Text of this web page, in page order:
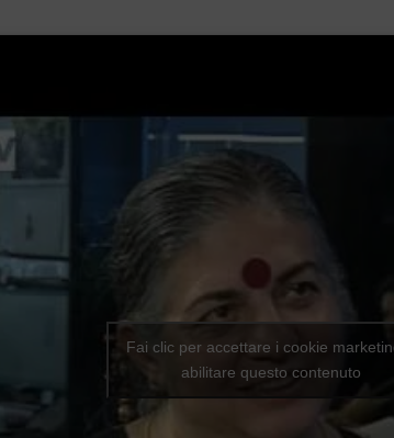
Fai clic per accettare i cookie
abilitare questo contenuto